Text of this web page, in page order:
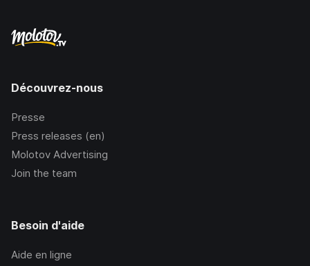
Découvrez-nous
Presse
Press releases (en)
Molotov Advertising
Join the team
Besoin d'aide
Aide en ligne